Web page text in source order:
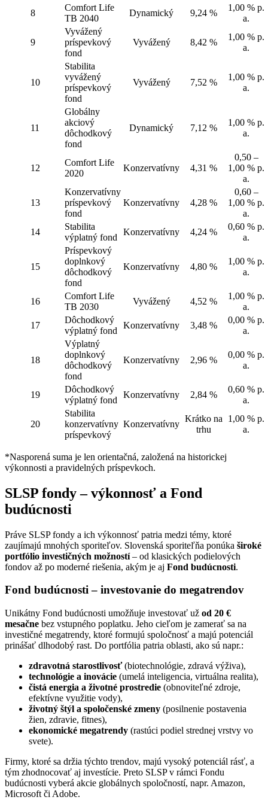
8
Comfort Life
TB 2040
Dynamický 9,24 %
1,00 % p.
a.
9
Vyvážený
príspevkový
fond
Vyvážený 8,42 %
1,00 % p.
a.
10
Stabilita
vyvážený
príspevkový
fond
Vyvážený 7,52 %
1,00 % p.
a.
11
Globálny
akciový
dôchodkový
fond
Dynamický 7,12 %
1,00 % p.
a.
12
Comfort Life
2020
Konzervatívny 4,31 %
0,50 –
1,00 % p.
a.
13
Konzervatívny
príspevkový
fond
Konzervatívny 4,28 %
0,60 –
1,00 % p.
a.
14
Stabilita
výplatný fond
Konzervatívny 4,24 %
0,60 % p.
a.
15
Príspevkový
doplnkový
dôchodkový
fond
Konzervatívny 4,80 %
1,00 % p.
a.
16
Comfort Life
TB 2030
Vyvážený 4,52 %
1,00 % p.
a.
17
Dôchodkový
výplatný fond
Konzervatívny 3,48 %
0,00 % p.
a.
18
Výplatný
doplnkový
dôchodkový
fond
Konzervatívny 2,96 %
0,00 % p.
a.
19
Dôchodkový
výplatný fond
Konzervatívny 2,84 %
0,60 % p.
a.
20
Stabilita
konzervatívny
príspevkový
Konzervatívny
Krátko na
trhu
1,00 % p.
a.
*Nasporená suma je len orientačná, založená na historickej
výkonnosti a pravidelných príspevkoch.
SLSP fondy – výkonnosť a Fond
budúcnosti
Práve SLSP fondy a ich výkonnosť patria medzi témy, ktoré
zaujímajú mnohých sporiteľov. Slovenská sporiteľňa ponúka široké
portfólio investičných možností– od klasických podielových
fondov až po moderné riešenia, akým je aj Fond budúcnosti.
Fond budúcnosti – investovanie do megatrendov
Unikátny Fond budúcnosti umožňuje investovať už od 20 €
mesačne bez vstupného poplatku. Jeho cieľom je zamerať sa na
investičné megatrendy, ktoré formujú spoločnosť a majú potenciál
prinášať dlhodobý rast. Do portfólia patria oblasti, ako sú napr.:
zdravotná starostlivosť(biotechnológie, zdravá výživa),
technológie a inovácie (umelá inteligencia, virtuálna realita),
čistá energia a životné prostredie (obnoviteľné zdroje,
efektívne využitie vody),
životný štýl a spoločenské zmeny (posilnenie postavenia
žien, zdravie, fitnes),
ekonomické megatrendy (rastúci podiel strednej vrstvy vo
svete).
Firmy, ktoré sa držia týchto trendov, majú vysoký potenciál rásť, a
tým zhodnocovať aj investície. Preto SLSP v rámci Fondu
budúcnosti vyberá akcie globálnych spoločností, napr. Amazon,
Microsoft či Adobe.